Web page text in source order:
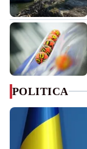
POLITICA